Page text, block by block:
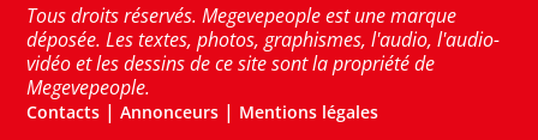
Tous droits réservés. Megevepeople est une marque
déposée. Les textes, photos, graphismes, l'audio, l'audio-
vidéo et les dessins de ce site sont la propriété de
Megevepeople.
Contacts |Annonceurs | Mentions légales